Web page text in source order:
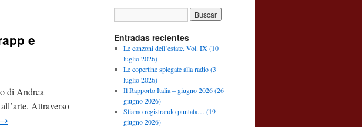
e
di Andrea
Attraverso
→
Entradas recientes
Le canzoni dell’estate. Vol. IX (10
luglio 2026)
Le copertine spiegate alla radio (3
luglio 2026)
Il Rapporto Italia – giugno 2026 (26
giugno 2026)
Stiamo registrando puntata… (19
giugno 2026)